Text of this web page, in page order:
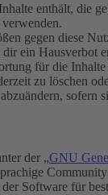
enthält, die
gegen diese
ein Hausverbot
für die
zu löschen
der „GNU
Software für